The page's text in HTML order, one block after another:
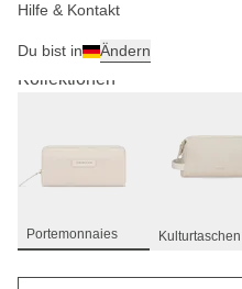
Hilfe & Kontakt
Du bist in Ändern
Accessoires
Kollektionen
Portemonnaies Kulturtaschen